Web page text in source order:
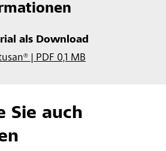
als Download
| PDF 0,1 MB
Sie auch